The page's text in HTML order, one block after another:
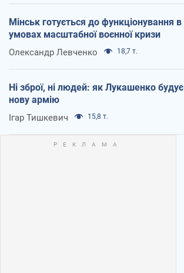
Мінськ готується до функціонування в
умовах масштабної воєнної кризи
Олександр Левченко 18,7 т.
Ні зброї, ні людей: як Лукашенко будує
нову армію
Ігар Тишкевич 15,8 т.